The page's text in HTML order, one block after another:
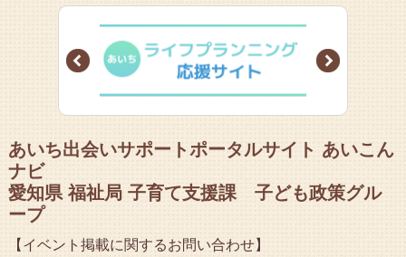
Prev Next
あいち出会いサポートポータルサイト あいこん
ナビ
愛知県 福祉局 子育て支援課 子ども政策グル
ープ
【イベント掲載に関するお問い合わせ】